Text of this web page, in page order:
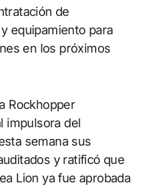
de
equipamiento para
en los próximos
Rockhopper
impulsora del
semana sus
y ratificó que
Lion ya fue aprobada